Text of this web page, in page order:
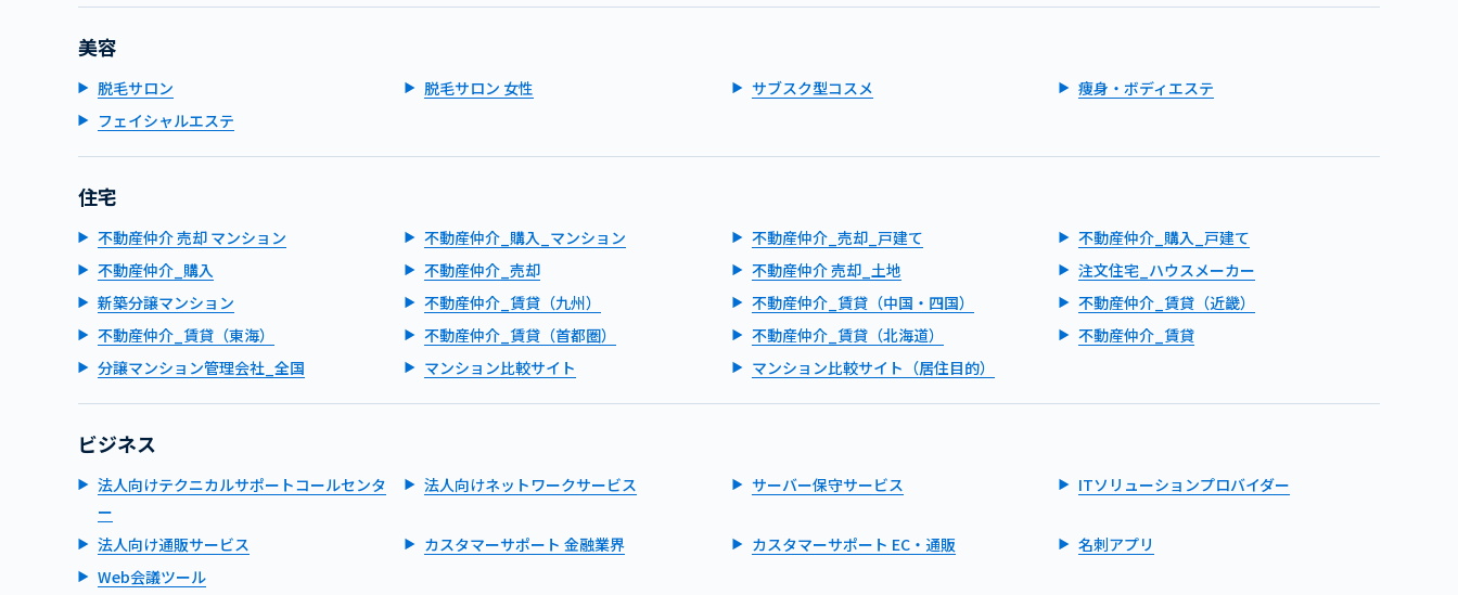
美容
脱毛サロン 脱毛サロン 女性 サブスク型コスメ
痩身・ボディエステ
フェイシャルエステ
住宅
不動産仲介 売却 マンション 不動産仲介_購入_マンション 不動産仲介_売却_戸建て
不動産仲介_購入_戸建て
不動産仲介_購入
不動産仲介_売却 不動産仲介 売却_土地
注文住宅_ハウスメーカー
新築分譲マンション
不動産仲介_賃貸（九州） 不動産仲介_賃貸（中国・四国）
不動産仲介_賃貸（近畿）
不動産仲介_賃貸（東海）
不動産仲介_賃貸（首都圏） 不動産仲介_賃貸（北海道）
不動産仲介_賃貸
分譲マンション管理会社_全国
マンション比較サイト マンション比較サイト（居住目的）
ビジネス
法人向けテクニカルサポートコールセンタ
ー
法人向けネットワークサービス サーバー保守サービス ITソリューションプロバイダー
法人向け通販サービス カスタマーサポート 金融業界 カスタマーサポート EC・通販
名刺アプリ
Web会議ツール